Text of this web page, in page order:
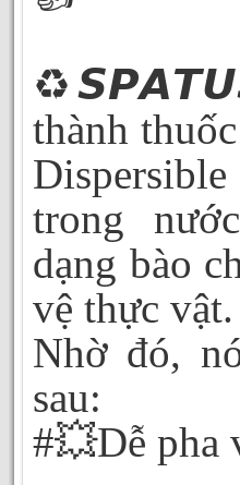
thành
trong
dạng bào
vệ thực vật.
Nhờ đó,
sau:
#💥Dễ pha